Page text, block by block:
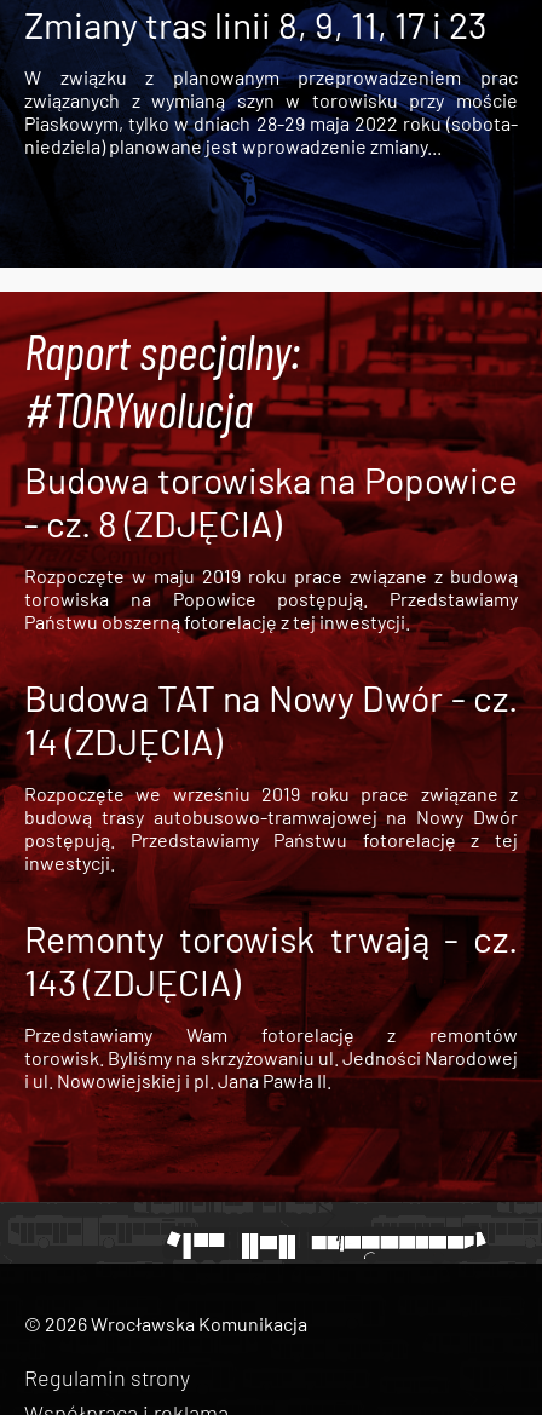
Zmiany tras linii 8, 9, 11, 17 i 23
W związku z planowanym przeprowadzeniem prac
związanych z wymianą szyn w torowisku przy moście
Piaskowym, tylko w dniach 28-29 maja 2022 roku (sobota-
niedziela) planowane jest wprowadzenie zmiany...
Raport specjalny:
#TORYwolucja
Budowa torowiska na Popowice
- cz. 8 (ZDJĘCIA)
Rozpoczęte w maju 2019 roku prace związane z budową
torowiska na Popowice
postępują. Przedstawiamy
Państwu obszerną fotorelację z tej inwestycji.
Budowa TAT na Nowy Dwór - cz.
14 (ZDJĘCIA)
Rozpoczęte we wrześniu 2019 roku prace związane z
budową trasy autobusowo-tramwajowej na Nowy Dwór
postępują. Przedstawiamy Państwu fotorelację z tej
inwestycji.
Remonty torowisk trwają - cz.
143 (ZDJĘCIA)
Przedstawiamy Wam fotorelację z remontów
torowisk. Byliśmy na skrzyżowaniu ul. Jedności Narodowej
i ul. Nowowiejskiej i pl. Jana Pawła II.
© 2026 Wrocławska Komunikacja
Regulamin strony